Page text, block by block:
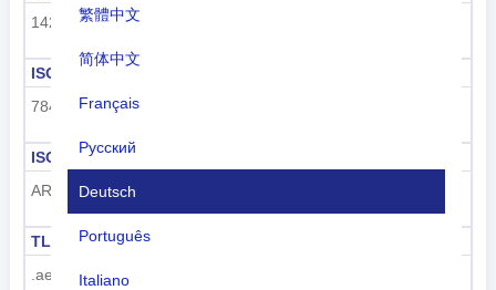
繁體中文
简体中文
Français
Русский
Deutsch
Português
Italiano
142
ISO 3166-1 numerisch
784
ISO 3166-1-Alpha-3
ARE
TLD
.ae